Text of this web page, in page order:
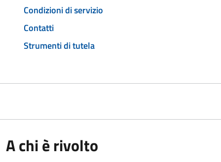
Condizioni di servizio
Contatti
Strumenti di tutela
A chi è rivolto